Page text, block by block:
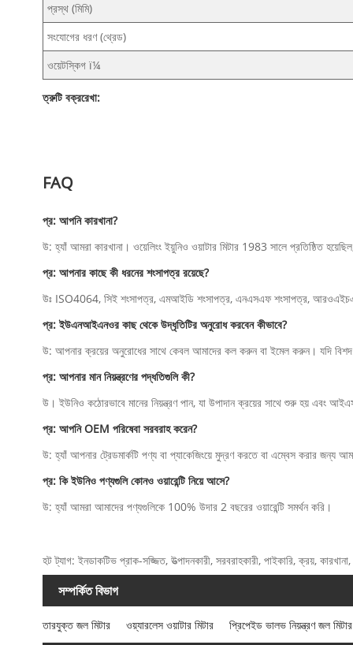
প্রস্থ (মিমি)
সংযোগের ধরণ (থ্রেড)
ওয়েটস্কিগ ï¼
ত্রুটি বক্ররেখা:
FAQ
প্র: আপনি কারখানা?
উ: হ্যাঁ আমরা কারখানা। ওয়েলিংং ইয়ুনিও ওয়াটার মিটার 1983 সালে প্রতিষ্ঠিত
প্র: আপনার কাছে কী ধরনের শংসাপত্র রয়েছে?
উঃ ISO4064, সিই শংসাপত্র, এমআইডি শংসাপত্র, এনএসএফ শংসাপত্র,
প্র: ইউএনআইএনওর কাছ থেকে উদ্ধৃতিটির অনুরোধ করবেন কীভাবে?
উ: আপনার ক্রয়ের অনুরোধের সাথে কেবল আমাদের কল করুন বা ইমেল করুন। যদি
প্র: আপনার মান নিয়ন্ত্রণের পদ্ধতিগুলি কী?
উ। ইউনিও কঠোরভাবে মানের নিয়ন্ত্রণ পান, যা উপাদান ক্রয়ের সাথে শুরু হয় এবং
প্র: আপনি OEM পরিষেবা সরবরাহ করেন?
উ: হ্যাঁ আপনার ট্রেডমার্কটি পণ্য বা প্যাকেজিংয়ে মুদ্রণ করতে বা এম্বেস করার জন্য
প্র: কি ইউনিও পণ্যগুলি কোনও ওয়ারেন্টি নিয়ে আসে?
উ: হ্যাঁ আমরা আমাদের পণ্যগুলিকে 100% উদার 2 বছরের ওয়ারেন্টি সমর্থন করি।
হট ট্যাগ: ইনডাকটিভ প্রাক-সজ্জিত, উত্পাদনকারী, সরবরাহকারী, পাইকারি, ক্রয়,
সম্পর্কিত বিভাগ
তারযুক্ত জল মিটার ওয়্যারলেস ওয়াটার মিটার প্রিপেইড ভালভ নিয়ন্ত্রণ জল মিটার